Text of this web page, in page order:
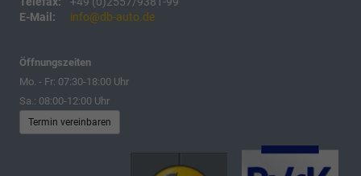
E-Mail:
info@db-auto.de
Öffnungszeiten
Mo. - Fr: 07:30-18:00 Uhr
Sa.: 08:00-12:00 Uhr
Termin vereinbaren